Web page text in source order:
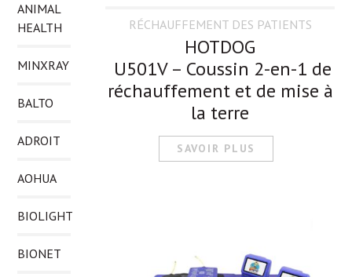
ANIMAL
HEALTH
MINXRAY
BALTO
ADROIT
AOHUA
BIOLIGHT
BIONET
RÉCHAUFFEMENT DES PATIENTS
HOTDOG
U501V – Coussin 2-en-1 de
réchauffement et de mise à
la terre
SAVOIR PLUS